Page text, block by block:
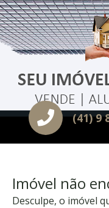
(41) 9
Imóvel não
Desculpe, o imóvel